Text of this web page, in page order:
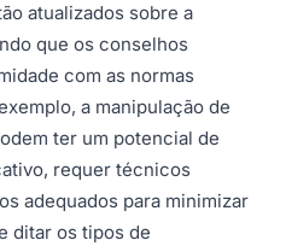
atualizados sobre a
que os conselhos
com as normas
a manipulação de
ter um potencial de
requer técnicos
adequados para minimizar
ditar os tipos de